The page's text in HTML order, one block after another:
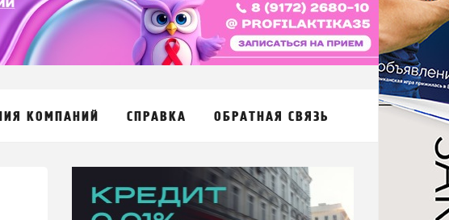
КОМПАНИЙ СПРАВКА ОБРАТНАЯ СВЯЗЬ